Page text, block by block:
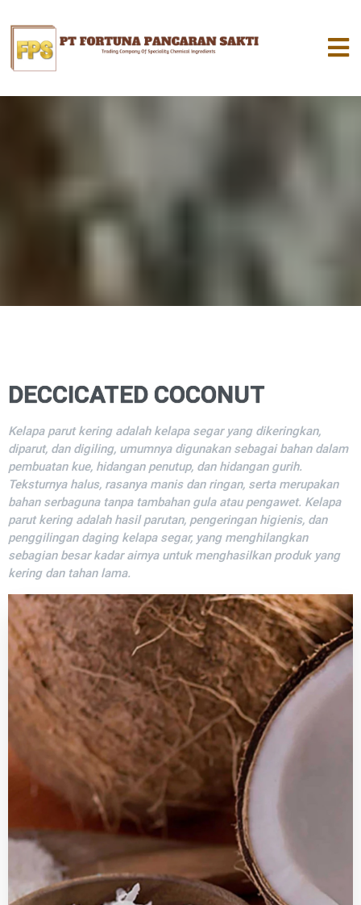
DECCICATED COCONUT
Kelapa parut kering adalah kelapa segar yang dikeringkan,
diparut, dan digiling, umumnya digunakan sebagai bahan dalam
pembuatan kue, hidangan penutup, dan hidangan gurih.
Teksturnya halus, rasanya manis dan ringan, serta merupakan
bahan serbaguna tanpa tambahan gula atau pengawet. Kelapa
parut kering adalah hasil parutan, pengeringan higienis, dan
penggilingan daging kelapa segar, yang menghilangkan
sebagian besar kadar airnya untuk menghasilkan produk yang
kering dan tahan lama.